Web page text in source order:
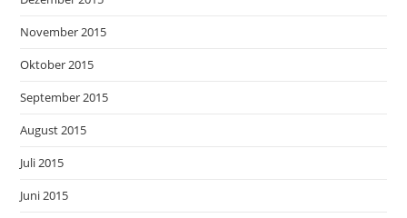
November 2015
Oktober 2015
September 2015
August 2015
Juli 2015
Juni 2015